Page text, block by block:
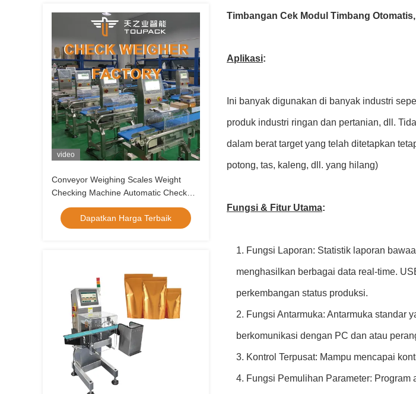
video
Conveyor Weighing Scales Weight
Checking Machine Automatic Check
Weigher untuk Industri Makanan
Automatic Belt Conveyor Check
Weigher
Dapatkan Harga Terbaik
Timbangan Cek Modul Timbang
Aplikasi:
Ini banyak digunakan di banyak industri
produk industri ringan dan pertanian, dll.
dalam berat target yang telah ditetapkan
potong, tas, kaleng, dll. yang hilang)
Fungsi & Fitur Utama:
1. Fungsi Laporan: Statistik laporan
menghasilkan berbagai data real-time.
perkembangan status produksi.
2. Fungsi Antarmuka: Antarmuka standar
berkomunikasi dengan PC dan atau
3. Kontrol Terpusat: Mampu mencapai
4. Fungsi Pemulihan Parameter: Program